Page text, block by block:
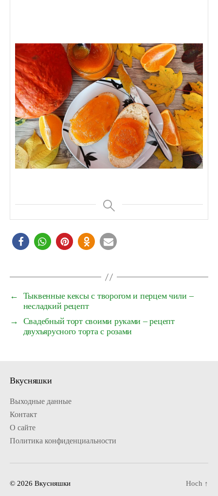
←
Тыквенные кексы с творогом и перцем чили –
несладкий рецепт
→
Свадебный торт своими руками – рецепт
двухъярусного торта с розами
Вкусняшки
Выходные данные
Контакт
О сайте
Политика конфиденциальности
© 2026 Вкусняшки Hoch ↑